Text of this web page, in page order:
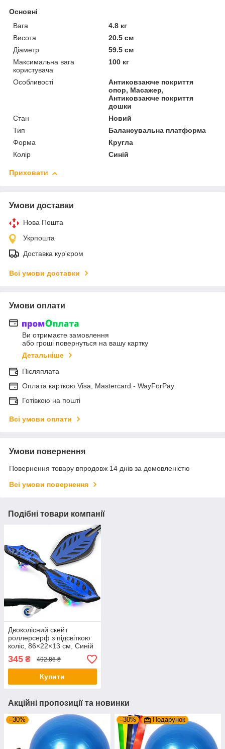
Основні
Вага
4.8 кг
Висота
20.5 см
Діаметр
59.5 см
Максимальна вага
користувача
100 кг
Особливості
Антиковзаюче покриття
опор, Масажер,
Антиковзаюче покриття
дошки
Стан
Новий
Тип
Балансувальна платформа
Форма
Кругла
Колір
Синій
Приховати
Умови доставки
Нова Пошта
Укрпошта
Доставка кур'єром
Всі умови доставки
Умови оплати
Ви отримаєте замовлення
або гроші повернуться на вашу картку
Детальніше
Післяплата
Оплата карткою Visa, Mastercard - WayForPay
Готівкою на пошті
Всі умови оплати
Умови повернення
Повернення товару впродовж 14 днів за домовленістю
Всі умови повернення
Подібні товари компанії
Двоколісний скейт
роллерсерф з підсвіткою
коліс, 86×22×13 см, Синій
/ Скейтборд складний /
Двоколісний роллерсерф /
Роллерсерф
345 ₴ 492,86 ₴
Купити
Акційні пропозиції та новинки
–30% –30% Подарунок